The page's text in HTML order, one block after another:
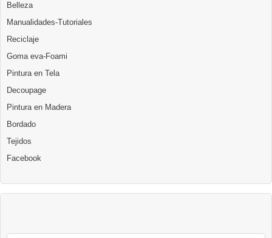
Belleza
Manualidades-Tutoriales
Reciclaje
Goma eva-Foami
Pintura en Tela
Decoupage
Pintura en Madera
Bordado
Tejidos
Facebook